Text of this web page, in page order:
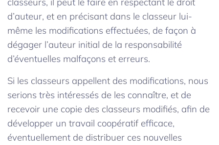
d’auteur, et en précisant dans le classeur lui-
même les modifications effectuées, de façon à
dégager l’auteur initial de la responsabilité
d’éventuelles malfaçons et erreurs.
Si les classeurs appellent des modifications, nous
serions très intéressés de les connaître, et de
recevoir une copie des classeurs modifiés, afin de
développer un travail coopératif efficace,
éventuellement de distribuer ces nouvelles